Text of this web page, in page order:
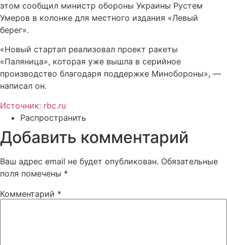
этом сообщил министр обороны Украины Рустем
Умеров в колонке для местного издания «Левый
берег».
«Новый стартап реализовал проект ракеты
«Паляница», которая уже вышла в серийное
производство благодаря поддержке Минобороны», —
написал он.
Источник: rbc.ru
Распространить
Добавить комментарий
Ваш адрес email не будет опубликован. Обязательные
поля помечены *
Комментарий *